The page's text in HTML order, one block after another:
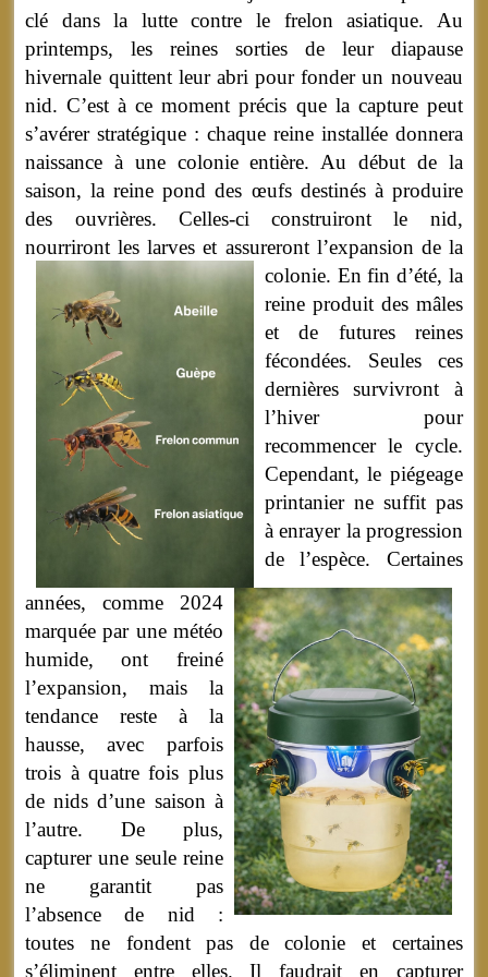
clé dans la lutte contre le frelon asiatique. Au
printemps, les reines sorties de leur diapause
hivernale quittent leur abri pour fonder un nouveau
nid. C’est à ce moment précis que la capture peut
s’avérer stratégique : chaque reine installée donnera
naissance à une colonie entière. Au début de la
saison, la reine pond des œufs destinés à produire
des ouvrières. Celles-ci construiront le nid,
nourriront les larves et assureront l’expansion de la
colonie. En fin d’été, la
reine produit des mâles
et de futures reines
fécondées. Seules ces
dernières survivront à
l’hiver pour
recommencer le cycle.
Cependant, le piégeage
printanier ne suffit pas
à enrayer la progression
de l’espèce. Certaines
années, comme 2024
marquée par une météo
humide, ont freiné
l’expansion, mais la
tendance reste à la
hausse, avec parfois
trois à quatre fois plus
de nids d’une saison à
l’autre. De plus,
capturer une seule reine
ne garantit pas
l’absence de nid :
toutes ne fondent pas de colonie et certaines
s’éliminent entre elles. Il faudrait en capturer